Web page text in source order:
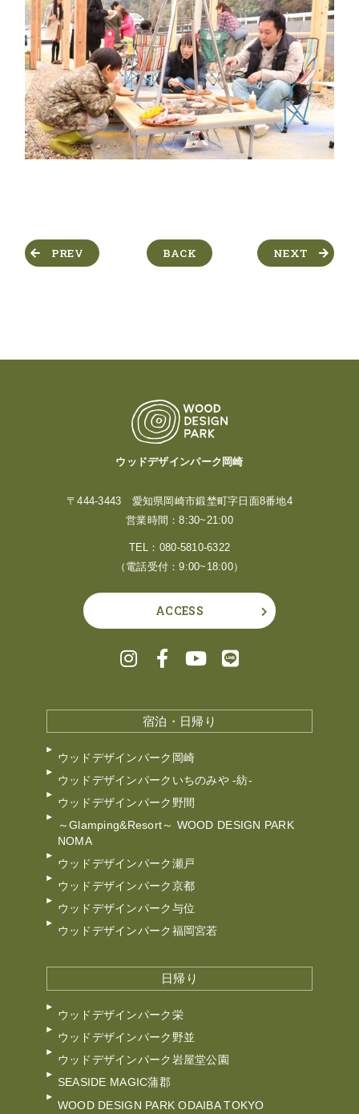
NEXT
BACK
PREV
ウッドデザインパーク岡崎
〒444-3443 愛知県岡崎市鍛埜町字日面8番地4
営業時間：8:30~21:00
TEL： 080-5810-6322
（電話受付：9:00~18:00）
ACCESS
宿泊・日帰り
ウッドデザインパーク岡崎
ウッドデザインパークいちのみや -紡-
ウッドデザインパーク野間
～Glamping&Resort～ WOOD DESIGN PARK
NOMA
ウッドデザインパーク瀬戸
ウッドデザインパーク京都
ウッドデザインパーク与位
ウッドデザインパーク福岡宮若
日帰り
ウッドデザインパーク栄
ウッドデザインパーク野並
ウッドデザインパーク岩屋堂公園
SEASIDE MAGIC蒲郡
WOOD DESIGN PARK ODAIBA TOKYO